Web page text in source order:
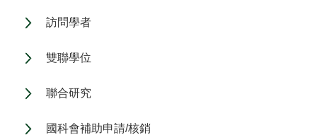
訪問學者
雙聯學位
聯合研究
國科會補助申請/核銷